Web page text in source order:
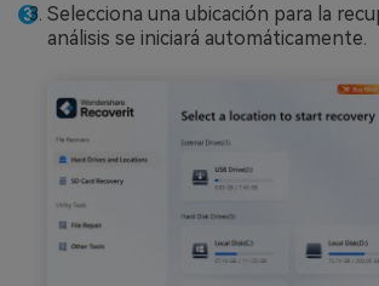
Selecciona una ubicación para la
análisis se iniciará automáticamente.